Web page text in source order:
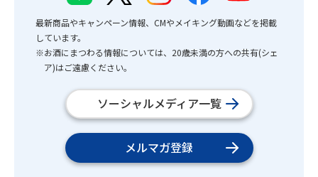
最新商品やキャンペーン情報、CMやメイキング動画などを掲載
しています。
※お酒にまつわる情報については、20歳未満の方への共有(シェ
ア)はご遠慮ください。
ソーシャルメディア一覧
メルマガ登録